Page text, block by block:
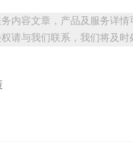
内容文章，产品及服务详
请与我们联系，我们将及时